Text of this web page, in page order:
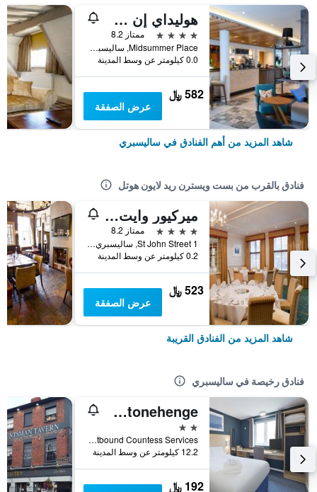
هوليداي إن ساليش يشري اس ستونيهينج اي اي آيتش جي
4 نجوم
ممتاز 8.2
Midsummer Place, ساليسبري, المملكة المتحدة
0.0 كيلومتر عن وسط المدينة
582 ﷼
عرض الصفقة
شاهد المزيد من أهم الفنادق في ساليسبري
فنادق بالقرب من بست ويسترن ريد لايون هوتل
ميركيور وايت هارت هوتل ساليسبري آند أبارتمنتس
4 نجوم
ممتاز 8.2
1 St John Street, ساليسبري, المملكة المتحدة
0.2 كيلومتر عن وسط المدينة
523 ﷼
عرض الصفقة
شاهد المزيد من الفنادق القريبة
فنادق رخيصة في ساليسبري
Travelodge Amesbury Stonehenge
2 نجمتين
A303 Eastbound Countess Services, ساليسبري, المملكة المتحدة
12.2 كيلومتر عن وسط المدينة
192 ﷼